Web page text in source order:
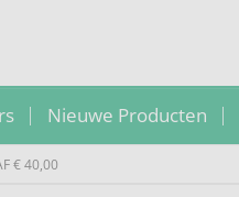
Nieuwe Producten
€ 40,00